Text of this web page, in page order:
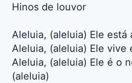
Hinos de louvor
Aleluia, (aleluia) Ele está
Aleluia, (aleluia) Ele vive
Aleluia, (aleluia) Ele é o
(aleluia)